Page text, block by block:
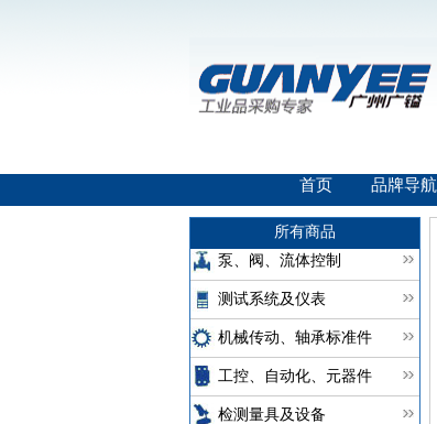
首页 品牌导航
所有商品
泵、阀、流体控制
测试系统及仪表
机械传动、轴承标准件
工控、自动化、元器件
检测量具及设备